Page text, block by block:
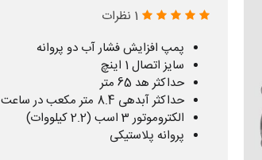
1 نظرات
پمپ افزایش فشار آب دو پروانه
سایز اتصال 1 اینچ
حداکثر هد 65 متر
حداکثر آبدهی 8.4 متر مکعب در ساعت
الکتروموتور 3 اسب (2.2 کیلووات)
پروانه پلاستیکی